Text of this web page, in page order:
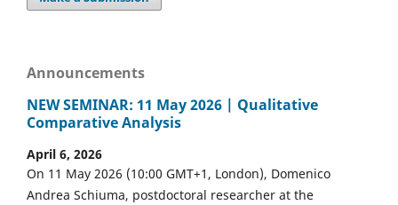
Announcements
NEW SEMINAR: 11 May 2026 | Qualitative
Comparative Analysis
April 6, 2026
On 11 May 2026 (10:00 GMT+1, London), Domenico
Andrea Schiuma, postdoctoral researcher at the